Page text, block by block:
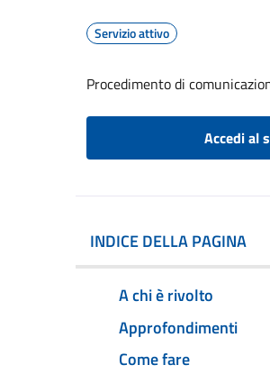
Servizio attivo
Procedimento di
Accedi al
INDICE DELLA PAGINA
A chi è rivolto
Approfondimenti
Come fare